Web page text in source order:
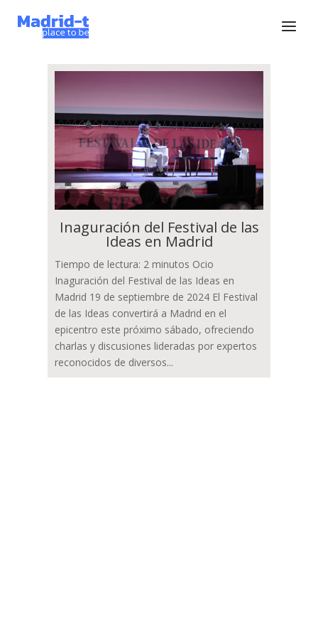
Inaguración del Festival de las
Ideas en Madrid
Tiempo de lectura: 2 minutos Ocio
Inaguración del Festival de las Ideas en
Madrid 19 de septiembre de 2024 El Festival
de las Ideas convertirá a Madrid en el
epicentro este próximo sábado, ofreciendo
charlas y discusiones lideradas por expertos
reconocidos de diversos...